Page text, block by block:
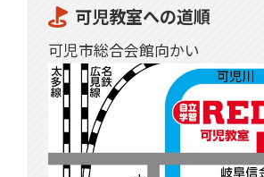
可児教室への道順
可児市総合会館向かい